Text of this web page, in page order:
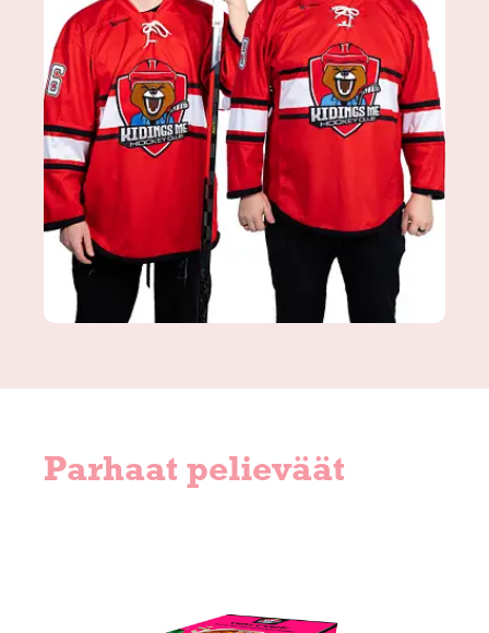
Parhaat pelieväät